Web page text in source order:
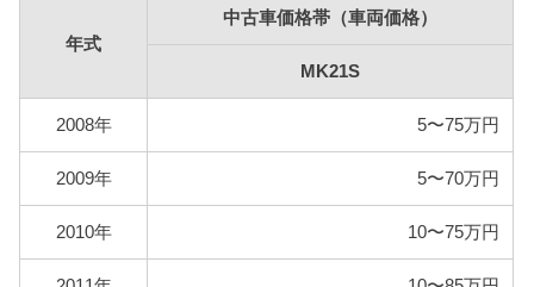
年式
中古車価格帯（車両価格）
MK21S
2008年 5〜75万円
2009年 5〜70万円
2010年 10〜75万円